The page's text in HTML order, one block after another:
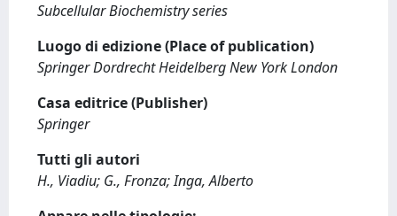
Subcellular Biochemistry series
Luogo di edizione (Place of publication)
Springer Dordrecht Heidelberg New York London
Casa editrice (Publisher)
Springer
Tutti gli autori
H., Viadiu; G., Fronza; Inga, Alberto